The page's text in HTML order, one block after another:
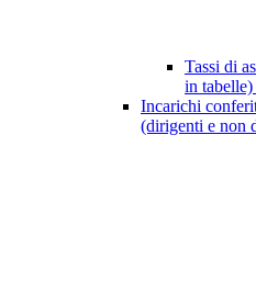
Tassi di
in tabelle)
Incarichi
(dirigenti e non